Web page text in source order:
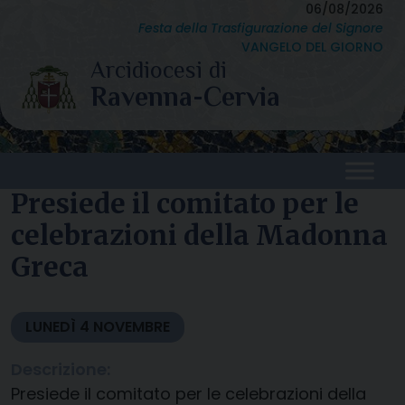
content
06/08/2026
Festa della Trasfigurazione del Signore
VANGELO DEL GIORNO
Presiede il comitato per le
celebrazioni della Madonna
Greca
LUNEDÌ 4 NOVEMBRE
Presiede il comitato per le celebrazioni della